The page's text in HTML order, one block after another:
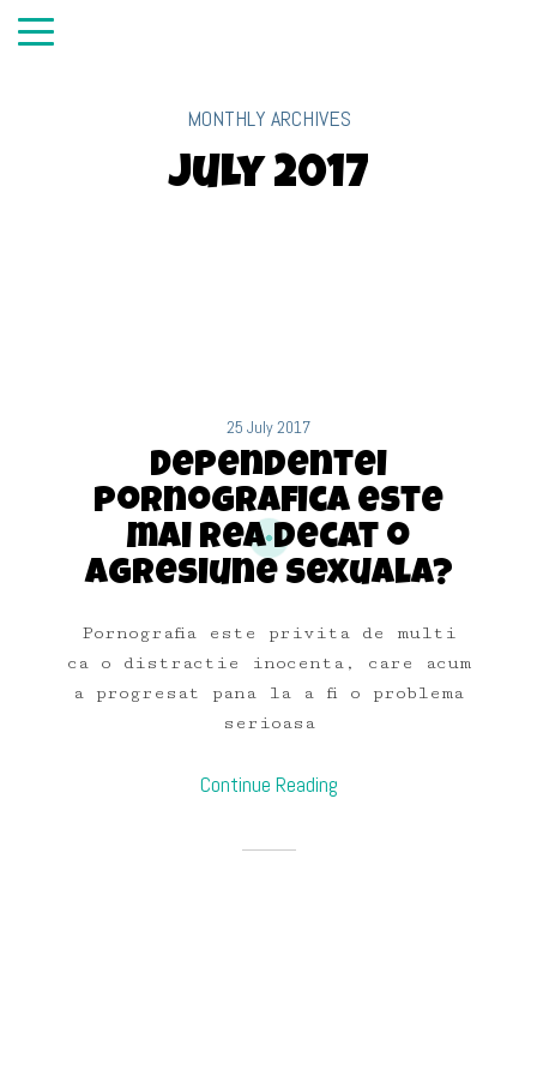
MONTHLY ARCHIVES
July 2017
25 July 2017
Dependentei
pornografica este
mai rea decat o
agresiune sexuala?
Pornografia este privita de multi
ca o distractie inocenta, care acum
a progresat pana la a fi o problema
serioasa
Continue Reading